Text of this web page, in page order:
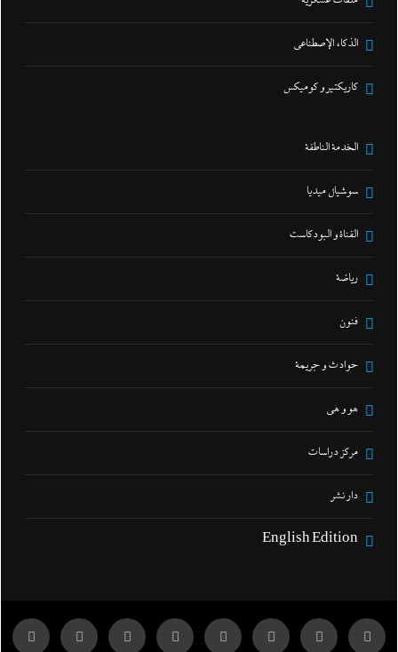
الذكاء الإصطناعي
كاريكتير و كوميكس
الخدمة الناطقة
سوشيال ميديا
القناة و البودكاست
رياضة
فنون
حوادث و جريمة
هو و هي
مركز دراسات
دار نشر
English Edition